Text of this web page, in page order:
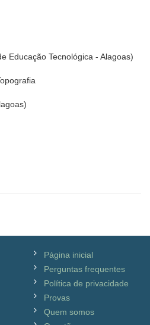
Educação Tecnológica - Alagoas)
Página inicial
Perguntas frequentes
Política de privacidade
Provas
Quem somos